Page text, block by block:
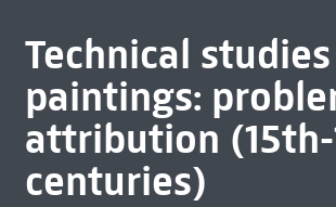
Technical
paintings:
attribution (15th-
centuries)